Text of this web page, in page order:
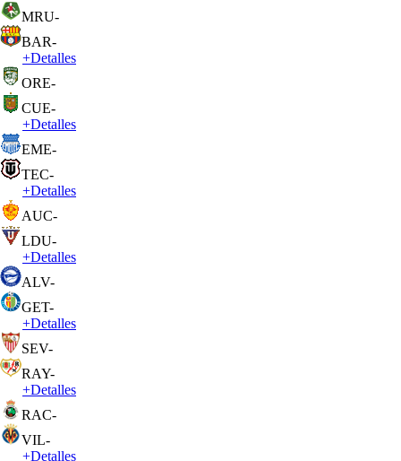
MRU-
BAR-
+Detalles
ORE-
CUE-
+Detalles
EME-
TEC-
+Detalles
AUC-
LDU-
+Detalles
ALV-
GET-
+Detalles
SEV-
RAY-
+Detalles
RAC-
VIL-
+Detalles